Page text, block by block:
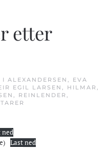
etter
I ALEXANDERSEN , EVA
EGIL LARSEN , HILMAR ,
, REINLENDER ,
LOE
ned
Last ned